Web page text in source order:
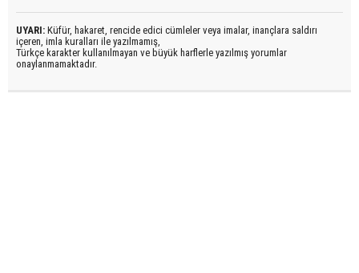
UYARI: Küfür, hakaret, rencide edici cümleler veya imalar, inançlara saldırı
içeren, imla kuralları ile yazılmamış,
Türkçe karakter kullanılmayan ve büyük harflerle yazılmış yorumlar
onaylanmamaktadır.